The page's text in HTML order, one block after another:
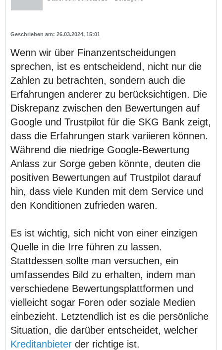
26.03.2024, 15:01
Wenn wir über Finanzentscheidungen
sprechen, ist es entscheidend, nicht nur die
Zahlen zu betrachten, sondern auch die
Erfahrungen anderer zu berücksichtigen. Die
Diskrepanz zwischen den Bewertungen auf
Google und Trustpilot für die SKG Bank zeigt,
dass die Erfahrungen stark variieren können.
Während die niedrige Google-Bewertung
Anlass zur Sorge geben könnte, deuten die
positiven Bewertungen auf Trustpilot darauf
hin, dass viele Kunden mit dem Service und
den Konditionen zufrieden waren.
Es ist wichtig, sich nicht von einer einzigen
Quelle in die Irre führen zu lassen.
Stattdessen sollte man versuchen, ein
umfassendes Bild zu erhalten, indem man
verschiedene Bewertungsplattformen und
vielleicht sogar Foren oder soziale Medien
einbezieht. Letztendlich ist es die persönliche
Situation, die darüber entscheidet, welcher
Kreditanbieter der richtige ist.